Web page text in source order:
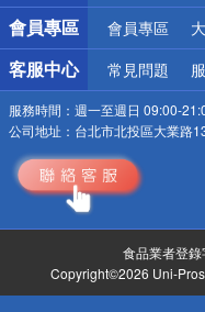
會員專區 會員專區
客服中心 常見問題
服務時間： 週一至週日 09:00-
公司地址： 台北市北投區大業路
食品業者登
Copyright©2026 Uni-